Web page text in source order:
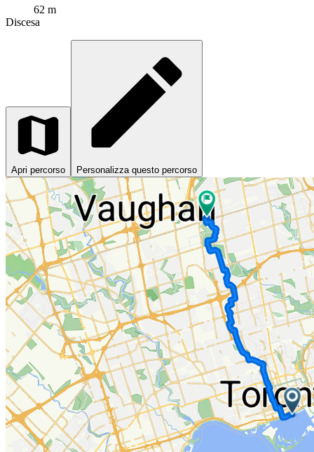
62 m
Discesa
Apri percorso Personalizza questo percorso